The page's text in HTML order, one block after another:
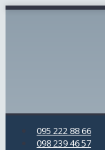
095 222 88 66
098 239 46 57